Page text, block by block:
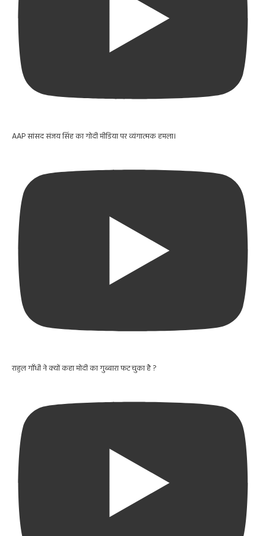
AAP सांसद संजय सिंह का गोदी मीडिया पर व्यंगात्मक हमला।
राहुल गाँधी ने क्यों कहा मोदी का गुब्बारा फट चुका है ?